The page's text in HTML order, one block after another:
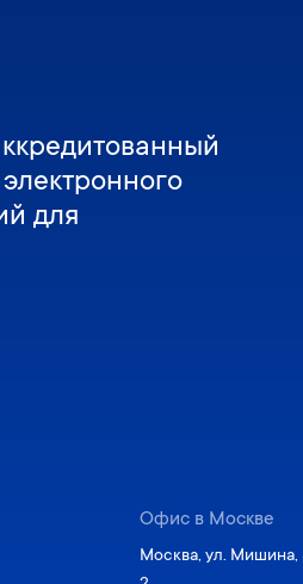
для
Офис в Москве
Москва, ул. Мишина,